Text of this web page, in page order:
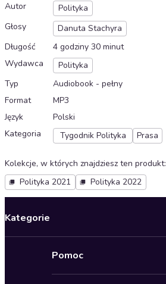
Autor
Polityka
Głosy
Danuta Stachyra
Długość
4 godziny 30 minut
Wydawca
Polityka
Typ
Audiobook - pełny
Format
MP3
Język
Polski
Kategoria
Tygodnik Polityka Prasa
Kolekcje, w których znajdziesz ten produkt:
Polityka 2021
Polityka 2022
Kategorie
Pomoc